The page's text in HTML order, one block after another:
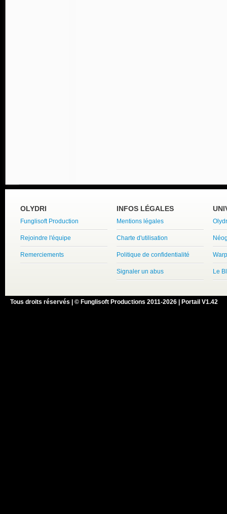
OLYDRI
Funglisoft Production
Rejoindre l'équipe
Remerciements
INFOS LÉGALES
Mentions légales
Charte d'utilisation
Politique de confidentialité
Signaler un abus Le
Tous droits réservés | © Funglisoft Productions 2011-2026 | Portail V1.42